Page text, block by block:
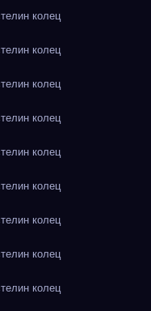
колец
колец
колец
колец
колец
колец
колец
колец
колец